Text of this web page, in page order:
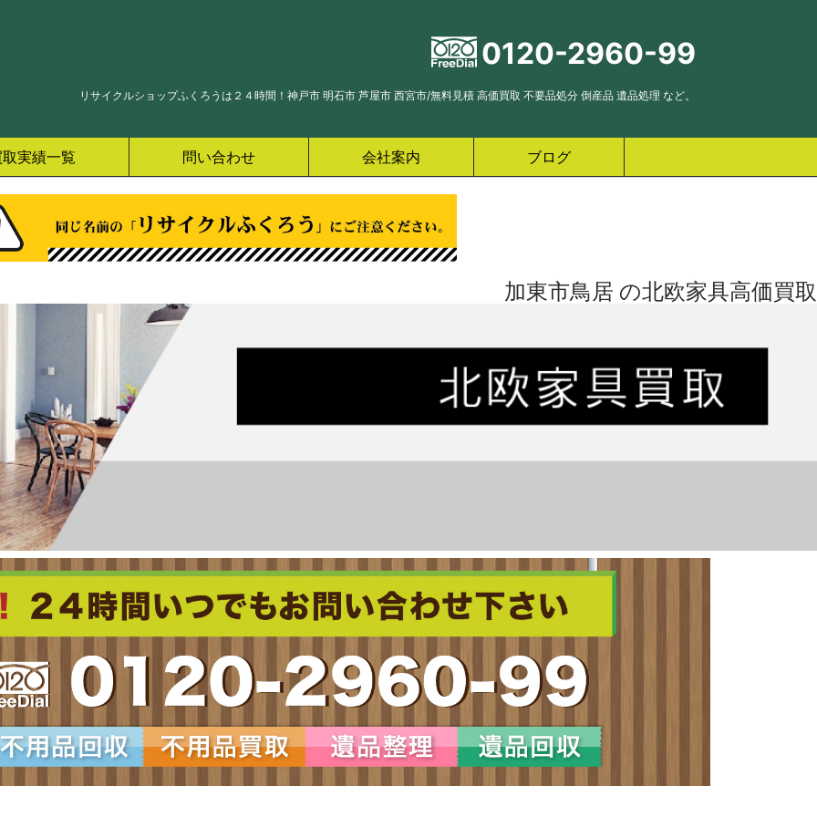
0120-2960-99
リサイクルショップふくろうは２４時間！神戸市 明石市 芦屋市 西宮市/無料見積 高価買取 不要品処分 倒産品 遺品処理 など。
実績一覧 問い合わせ 会社案内 ブログ
加東市鳥居 の北欧家具高価買取